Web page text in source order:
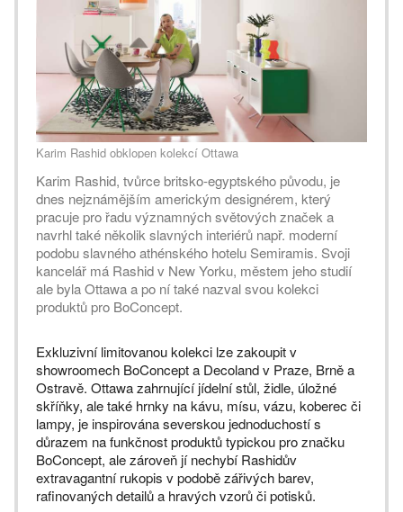
Karim Rashid obklopen kolekcí Ottawa
Karim Rashid, tvůrce britsko-egyptského původu, je
dnes nejznámějším americkým designérem, který
pracuje pro řadu významných světových značek a
navrhl také několik slavných interiérů např. moderní
podobu slavného athénského hotelu Semiramis. Svoji
kancelář má Rashid v New Yorku, městem jeho studií
ale byla Ottawa a po ní také nazval svou kolekci
produktů pro BoConcept.
Exkluzivní limitovanou kolekci lze zakoupit v
showroomech BoConcept a Decoland v Praze, Brně a
Ostravě. Ottawa zahrnující jídelní stůl, židle, úložné
skříňky, ale také hrnky na kávu, mísu, vázu, koberec či
lampy, je inspirována severskou jednoduchostí s
důrazem na funkčnost produktů typickou pro značku
BoConcept, ale zároveň jí nechybí Rashidův
extravagantní rukopis v podobě zářivých barev,
rafinovaných detailů a hravých vzorů či potisků.